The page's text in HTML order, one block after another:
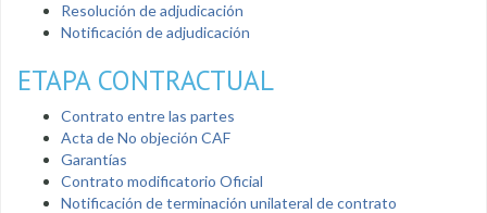
Resolución de adjudicación
Notificación de adjudicación
ETAPA CONTRACTUAL
Contrato entre las partes
Acta de No objeción CAF
Garantías
Contrato modificatorio Oficial
Notificación de terminación unilateral de contrato